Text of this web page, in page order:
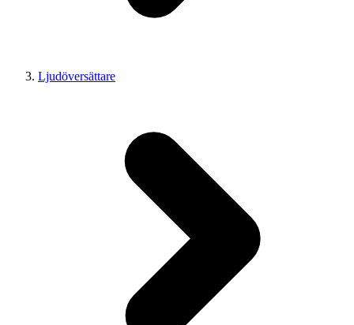
Ljudöversättare